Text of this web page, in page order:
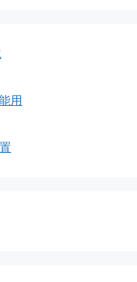
用